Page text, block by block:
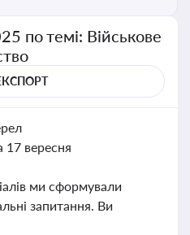
по темі: Військове
17 вересня
ми сформували
запитання. Ви